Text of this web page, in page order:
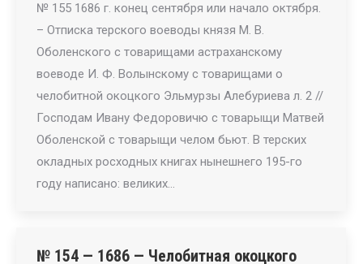
№ 155 1686 г. конец сентября или начало октября.
– Отписка терского воеводы князя М. В.
Оболенского с товарищами астраханскому
воеводе И. Ф. Волынскому с товарищами о
челобитной окоцкого Эльмурзы Алебуриева л. 2 //
Господам Ивану Федоровичю с товарыщи Матвей
Оболенской с товарыщи челом бьют. В терских
окладных росходных книгах нынешнего 195-го
году написано: великих…
№ 154 — 1686 — Челобитная окоцкого